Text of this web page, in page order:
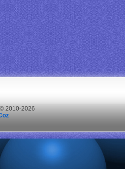
2010-2026